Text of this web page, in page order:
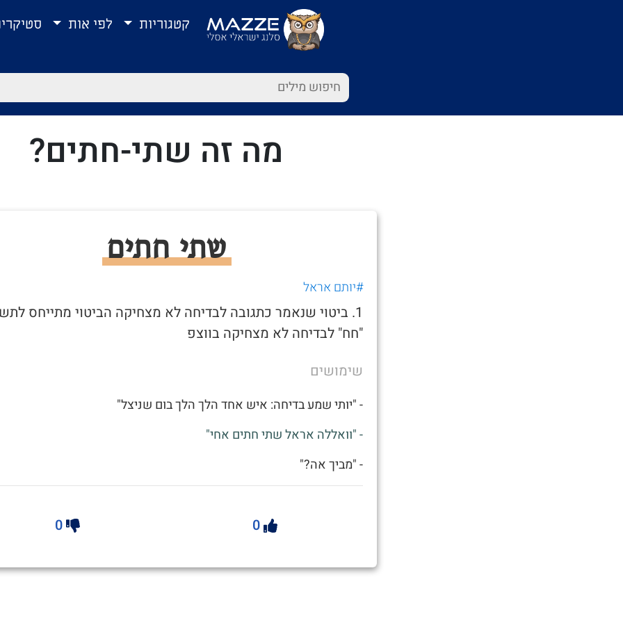
קטגוריות לפי אות
מה זה שתי-חתים?
שתי חתים
#יותם אראל
1. ביטוי שנאמר כתגובה לבדיחה לא מצחיקה הביטוי מתייחס
"חח" לבדיחה לא מצחיקה בווצפ
שימושים
- "יותי שמע בדיחה: איש אחד הלך הלך בום שניצל"
- "וואללה אראל שתי חתים אחי"
- "מביך אה?"
0
0